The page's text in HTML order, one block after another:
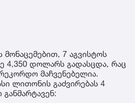
მონაცემებით, 7 აგვისტოს
4,350 დოლარს გადასცდა, რაც
მაჩვენებელია.
ლითონის გაძვირებას 4